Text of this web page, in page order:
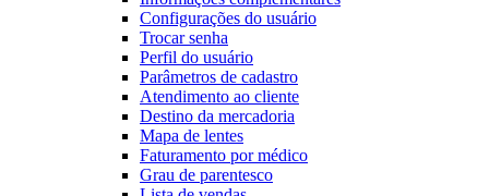
Configurações do usuário
Trocar senha
Perfil do usuário
Parâmetros de cadastro
Atendimento ao cliente
Destino da mercadoria
Mapa de lentes
Faturamento por médico
Grau de parentesco